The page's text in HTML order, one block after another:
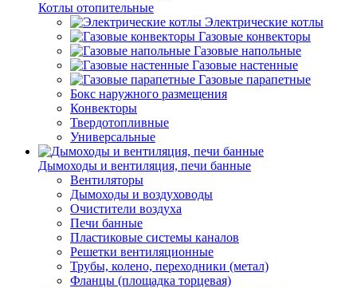
Котлы отопительные
Электрические котлы
Газовые конвекторы
Газовые напольные
Газовые настенные
Газовые парапетные
Бокс наружного размещения
Конвекторы
Твердотопливные
Универсальные
Дымоходы и вентиляция, печи банные
Вентиляторы
Дымоходы и воздуховоды
Очистители воздуха
Печи банные
Пластиковые системы каналов
Решетки вентиляционные
Трубы, колено, переходники (метал)
Фланцы (площадка торцевая)